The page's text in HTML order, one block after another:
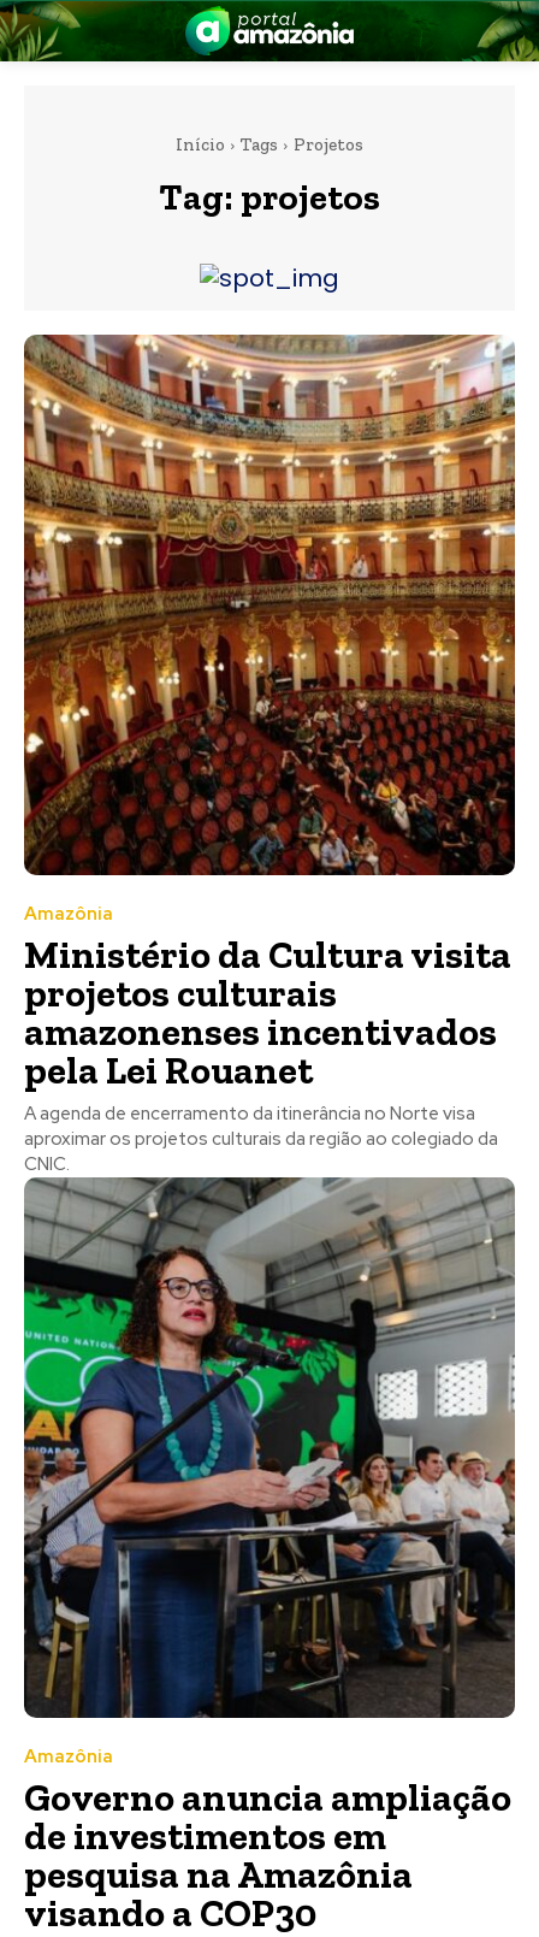
Amazônia
Início Tags Projetos
Tag: projetos
Amazônia
Ministério da Cultura visita
projetos culturais
amazonenses incentivados
pela Lei Rouanet
A agenda de encerramento da itinerância no Norte visa
aproximar os projetos culturais da região ao colegiado da
CNIC.
Amazônia
Governo anuncia ampliação
de investimentos em
pesquisa na Amazônia
visando a COP30